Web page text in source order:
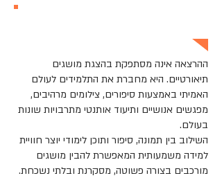
ההרצאה אינה מסתפקת בהצגת מושגים
תיאורטיים. היא מחברת את התלמידים לעולם
האמיתי באמצעות סיפורים, צילומים מרהיבים,
מפגשים אנושיים ותיעוד אותנטי מתרבויות שונות
בעולם.
השילוב בין תמונה, סיפור ותוכן לימודי יוצר חוויית
למידה משמעותית המאפשרת להבין מושגים
מורכבים בצורה פשוטה, מסקרנת ובלתי נשכחת.